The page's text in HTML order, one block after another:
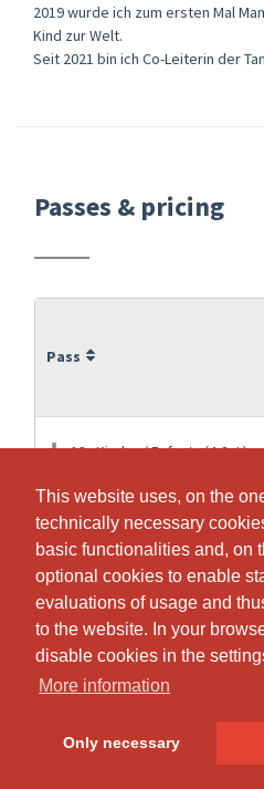
This website uses, on the
technically necessary
basic functionalities and, on
optional cookies to enable
evaluations of usage and
to the website. In your
disable cookies in the
More information
Only necessary
This website uses, on the
technically necessary
basic functionalities and, on
optional cookies to enable
evaluations of usage and
to the website. In your
disable cookies in the
More information
Only necessary
2019 wurde ich zum ersten Mal
Kind zur Welt.
Seit 2021 bin ich Co-Leiterin der
Passes & pricing
Pass
13x Kinder / Enfants (4-8 J.)
13x Kinder/Enfants (8-12 J.)
26x Kinder / Enfants (8-12 J.)
Family Groove (8 Lektionen à